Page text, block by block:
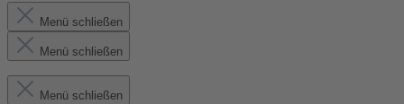
Menü schließen
Menü schließen
Menü schließen